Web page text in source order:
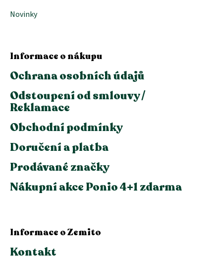
Novinky
Informace o nákupu
Ochrana osobních údajů
Odstoupení od smlouvy /
Reklamace
Obchodní podmínky
Doručení a platba
Prodávané značky
Nákupní akce Ponio 4+1 zdarma
Informace o Zemito
Kontakt